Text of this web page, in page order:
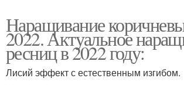
Наращивание
2022. Актуальное
ресниц в 2022 году:
Лисий эффект с естественным изгибом.